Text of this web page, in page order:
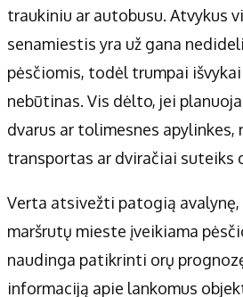
traukiniu ar autobusu. Atvykus
senamiestis yra už gana
pėsčiomis, todėl trumpai
nebūtinas. Vis dėlto, jei
dvarus ar tolimesnes apylinkes,
transportas ar dviračiai suteiks
Verta atsivežti patogią
maršrutų mieste įveikiama
naudinga patikrinti orų
informaciją apie lankomus